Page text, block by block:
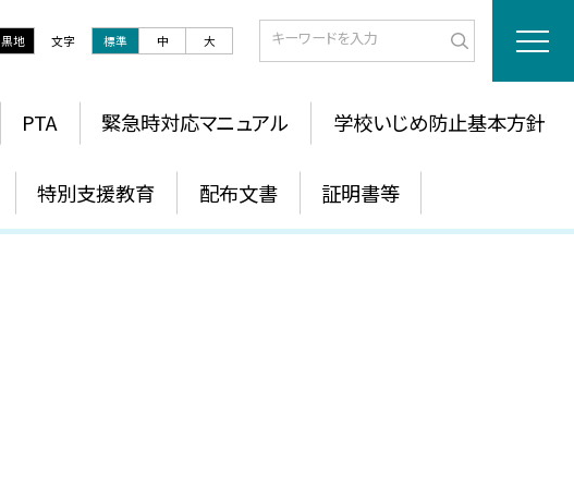
黒地 文字 標準 中 大
PTA 緊急時対応マニュアル 学校いじめ防止基本方針
特別支援教育 配布文書 証明書等